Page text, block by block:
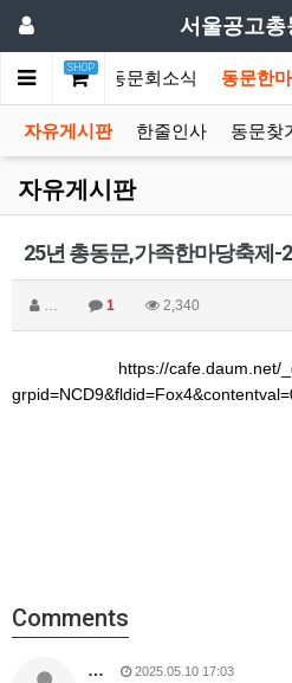
서울공고총
SHOP
회소개 총동문회소식 동문한
자유게시판 한줄인사 동문찾
자유게시판
25년 총동문,가족한마당축제-
… 1 2,340
https://cafe.daum.net/
Comments
… 2025.05.10 17:03